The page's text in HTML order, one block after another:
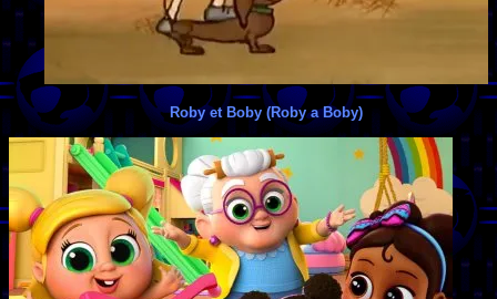
Roby et Boby (Roby a Boby)